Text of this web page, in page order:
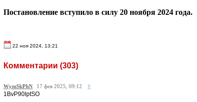
Постановление вступило в силу 20 ноября 2024 года.
22 ноя 2024, 13:21
Комментарии (303)
WymSkPhN 17 фев 2025, 09:12 #
1BvP90lptSO